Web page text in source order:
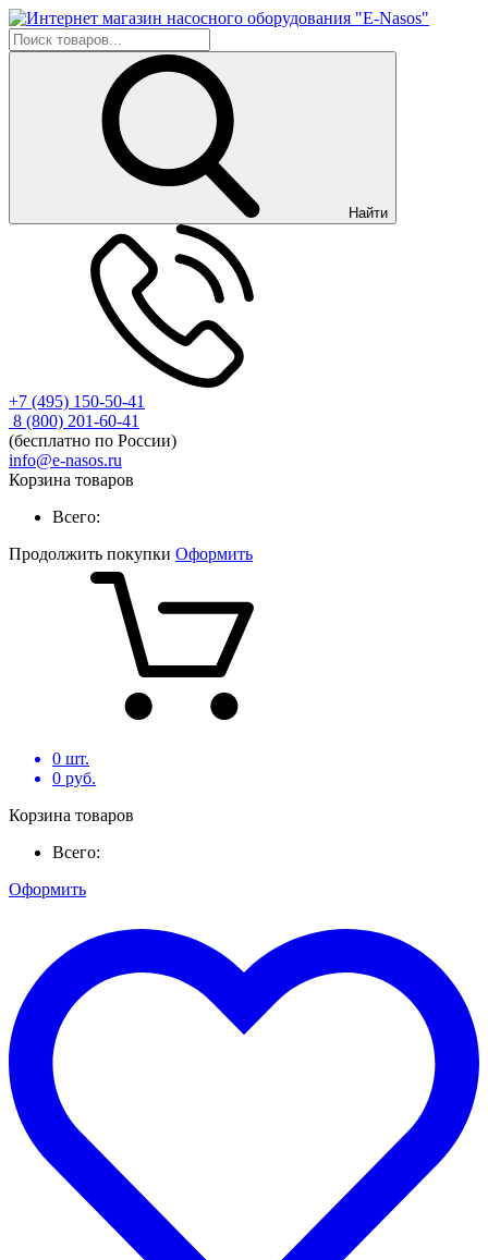
Найти
+7 (495) 150-50-41
8 (800) 201-60-41
(бесплатно по России)
info@e-nasos.ru
Корзина товаров
Всего:
Продолжить покупки Оформить
0 шт.
0 руб.
Корзина товаров
Всего:
Оформить